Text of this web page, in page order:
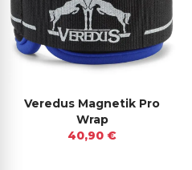
Veredus Magnetik Pro
Wrap
40,90 €